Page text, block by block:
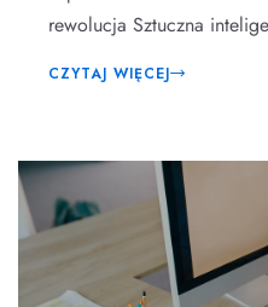
rewolucja Sztuczna
CZYTAJ WIĘCEJ